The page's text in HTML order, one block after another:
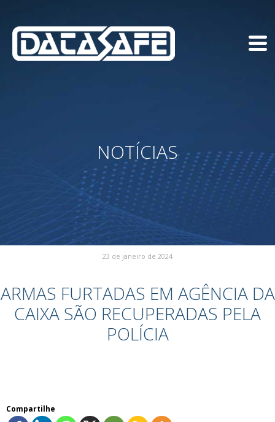
NOTÍCIAS
23 de janeiro de 2024
ARMAS FURTADAS EM AGÊNCIA DA
CAIXA SÃO RECUPERADAS PELA
POLÍCIA
Compartilhe